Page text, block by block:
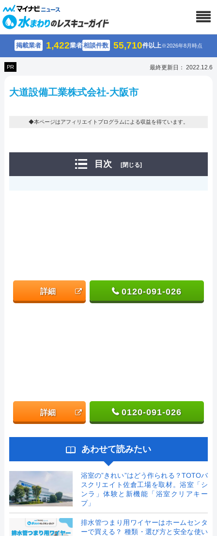
掲載業者 1,422業者相談件数 55,710件以上※2026年8月時点
PR 最終更新日： 2022.12.6
大道設備工業株式会社-大阪市
◆本ページはアフィリエイトプログラムによる収益を得ています。
目次 [閉じる]
詳細 0120-091-026
詳細 0120-091-026
あわせて読みたい
浴室の”きれい”はどう作られる？TOTOバ
スクリエイト佐倉工場を取材。浴室「シ
ンラ」体験と新機能「浴室クリアキー
プ」
排水管つまり用ワイヤーはホームセンタ
ーで買える？ 種類・選び方と安全な使い